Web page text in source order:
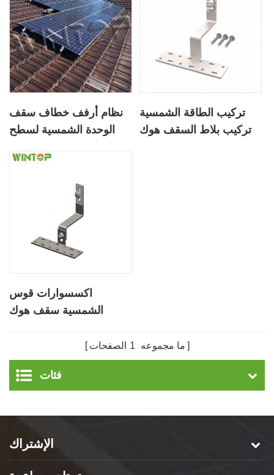
نظام أرفف خطاف سقف
الوحدة الشمسية لسطح
تركيب الطاقة الشمسية
تركيب بلاط السقف هوك
اكسسوارات قوس
الشمسية سقف هوك
ما مجموعه 1 الصفحات
فئات
الإشتراك